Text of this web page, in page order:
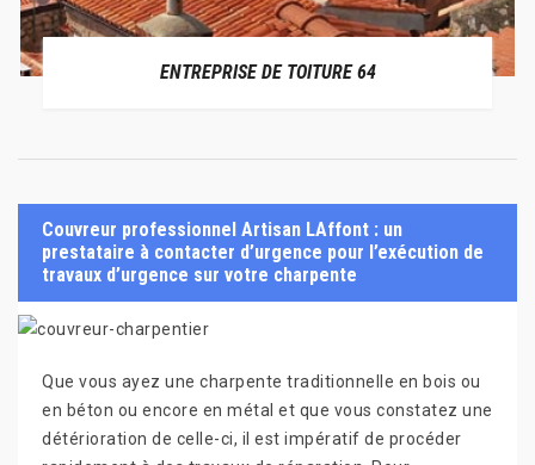
ENTREPRISE DE TOITURE 64
Couvreur professionnel Artisan LAffont : un
prestataire à contacter d’urgence pour l’exécution de
travaux d’urgence sur votre charpente
Que vous ayez une charpente traditionnelle en bois ou
en béton ou encore en métal et que vous constatez une
détérioration de celle-ci, il est impératif de procéder